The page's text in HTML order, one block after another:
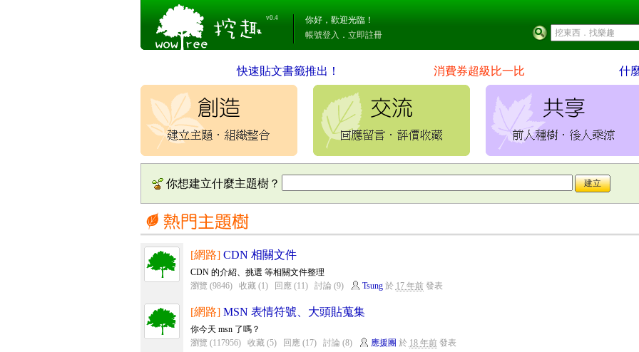
v0.4
你好，歡迎光臨！
帳號登入 ． 立即註冊
快速貼文書籤推出！ 消費券超級比一比 什
你想建立什麼主題樹？
[網路] CDN 相關文件
CDN 的介紹、挑選 等相關文件整理
瀏覽 (9846)
收藏 (1) 回應 (11) 討論 (9) Tsung於 17 年前發表
[網路] MSN 表情符號、大頭貼蒐集
你今天 msn 了嗎？
瀏覽 (117956)
收藏 (5) 回應 (17) 討論 (8) 應援團 於 18 年前發表